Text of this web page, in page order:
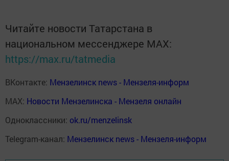
Читайте новости Татарстана в
национальном мессенджере MАХ:
https://max.ru/tatmedia
ВКонтакте: Мензелинск news - Мензеля-информ
MAX: Новости Мензелинска - Мензеля онлайн
Одноклассники: ok.ru/menzelinsk
Telegram-канал: Мензелинск news - Мензеля-информ